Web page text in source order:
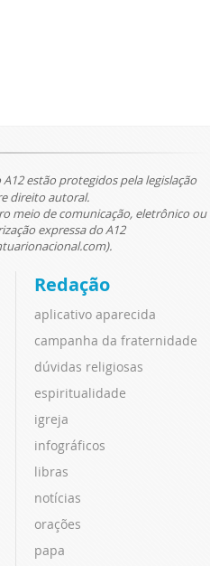
estão protegidos pela legislação
direito autoral.
meio de comunicação, eletrônico ou
expressa do A12
Redação
aplicativo aparecida
campanha da fraternidade
dúvidas religiosas
espiritualidade
igreja
infográficos
libras
notícias
orações
papa